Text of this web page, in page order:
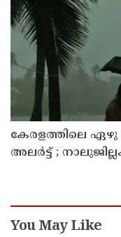
കേരളത്തിലെ ഏഴു
അലർട്ട് ;
You May Like